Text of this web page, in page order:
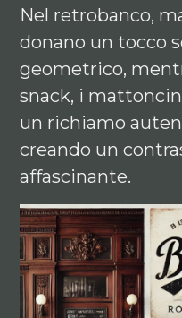
Nel retrobanco,
donano un tocco
geometrico,
snack, i
un richiamo
creando un
affascinante.